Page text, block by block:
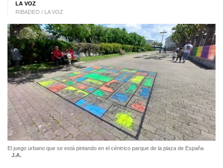
LA VOZ
RIBADEO / LA VOZ
El juego urbano que se está pintando en el céntrico parque de la plaza de España
J.A.